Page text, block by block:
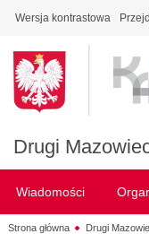
Wersja kontrastowa
Drugi
Wiadomości
Strona główna Drugi